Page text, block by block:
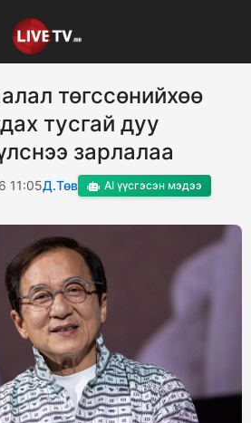
төгссөнийхөө
тусгай дуу
зарлалаа
11:05Д.Төв AI үүсгэсэн мэдээ